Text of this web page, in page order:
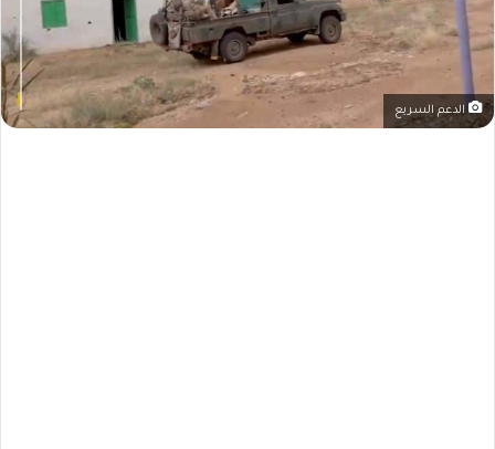
الدعم السريع